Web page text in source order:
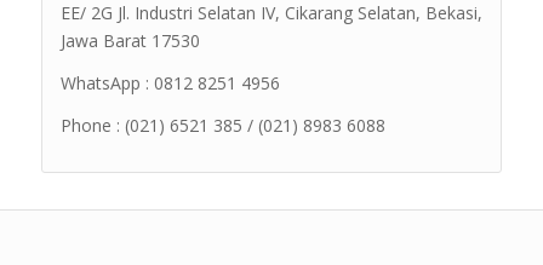
EE/ 2G Jl. Industri Selatan IV, Cikarang Selatan, Bekasi,
Jawa Barat 17530
WhatsApp : 0812 8251 4956
Phone : (021) 6521 385 / (021) 8983 6088